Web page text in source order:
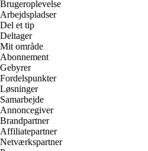
Brugeroplevelse
Arbejdspladser
Del et tip
Deltager
Mit område
Abonnement
Gebyrer
Fordelspunkter
Løsninger
Samarbejde
Annoncegiver
Brandpartner
Affiliatepartner
Netværkspartner